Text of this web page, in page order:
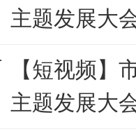
主题发展大
【短视频
主题发展大